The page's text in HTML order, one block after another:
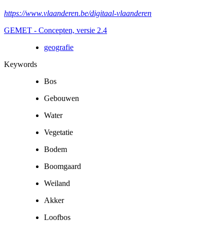
https://www.vlaanderen.be/digitaal-vlaanderen
GEMET - Concepten, versie 2.4
geografie
Keywords
Bos
Gebouwen
Water
Vegetatie
Bodem
Boomgaard
Weiland
Akker
Loofbos